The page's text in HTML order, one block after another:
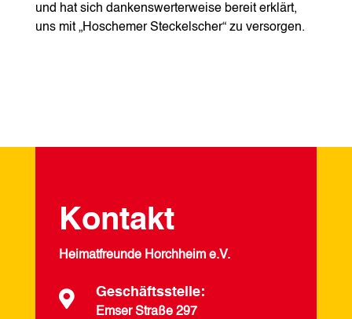
und hat sich dankenswerterweise bereit erklärt,
uns mit „Hoschemer Steckelscher“ zu versorgen.
Kontakt
Heimatfreunde Horchheim e.V.
 Geschäftsstelle:
Emser Straße 297